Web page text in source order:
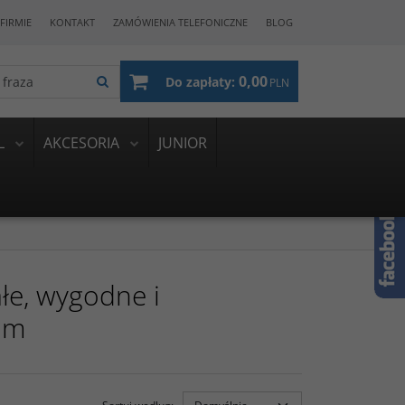
KONTAKT ZAMÓWIENIA TELEFONICZNE BLOG
Do zapłaty: 0,00PLN
AKCESORIA JUNIOR
wygodne i